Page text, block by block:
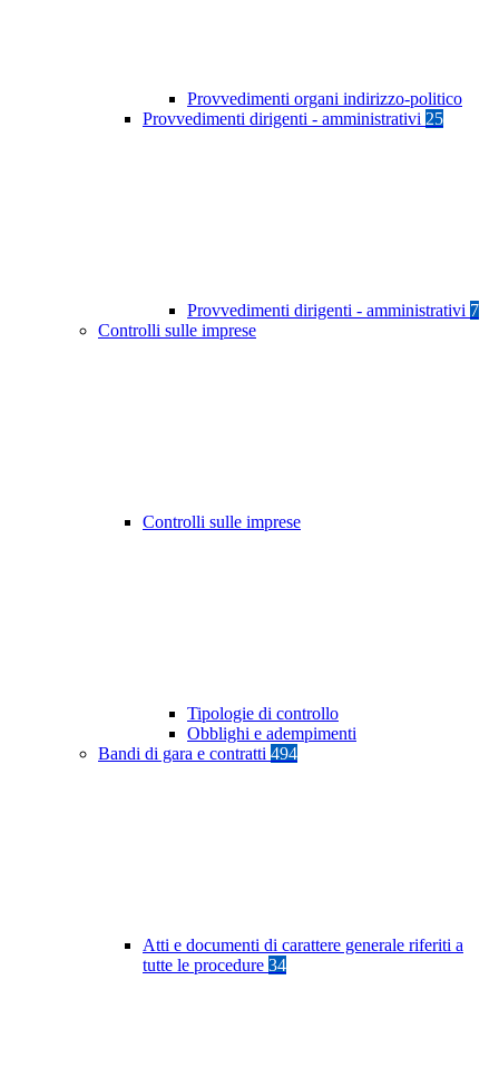
Provvedimenti organi indirizzo-politico
Provvedimenti dirigenti - amministrativi 25
Provvedimenti dirigenti - amministrativi 7
Controlli sulle imprese
Controlli sulle imprese
Tipologie di controllo
Obblighi e adempimenti
Bandi di gara e contratti 494
Atti e documenti di carattere generale riferiti a
tutte le procedure 34